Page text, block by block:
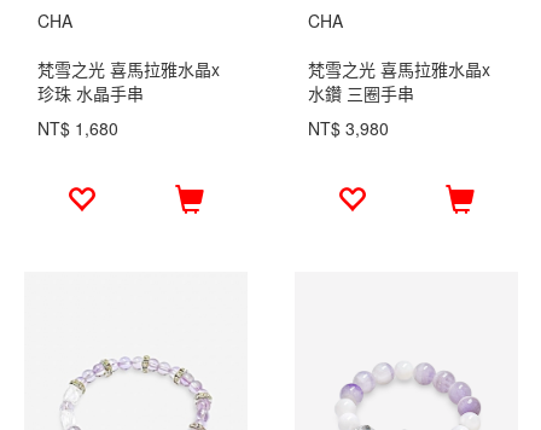
CHA
梵雪之光 喜馬拉雅水晶x
珍珠 水晶手串
NT$ 1,680
CHA
梵雪之光 喜馬拉雅水晶x
水鑽 三圈手串
NT$ 3,980